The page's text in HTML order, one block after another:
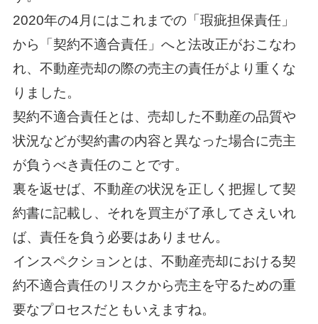
2020年の4月にはこれまでの「瑕疵担保責任」
から「契約不適合責任」へと法改正がおこなわ
れ、不動産売却の際の売主の責任がより重くな
りました。
契約不適合責任とは、売却した不動産の品質や
状況などが契約書の内容と異なった場合に売主
が負うべき責任のことです。
裏を返せば、不動産の状況を正しく把握して契
約書に記載し、それを買主が了承してさえいれ
ば、責任を負う必要はありません。
インスペクションとは、不動産売却における契
約不適合責任のリスクから売主を守るための重
要なプロセスだともいえますね。